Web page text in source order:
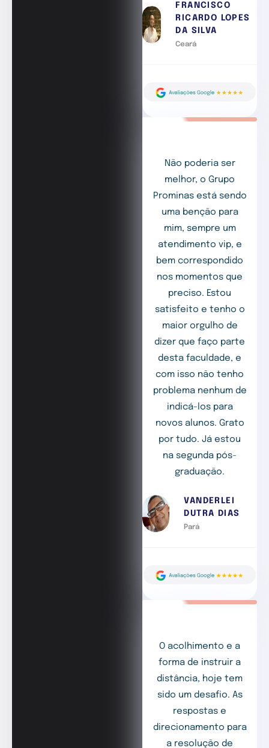
FRANCISCO
RICARDO LOPES
DA SILVA
Ceará
Não poderia ser
melhor, o Grupo
Prominas está sendo
uma benção para
mim, sempre um
atendimento vip, e
bem correspondido
nos momentos que
preciso. Estou
satisfeito e tenho o
maior orgulho de
dizer que faço parte
desta faculdade, e
com isso não tenho
problema nenhum de
indicá-los para
novos alunos. Grato
por tudo. Já estou
na segunda pós-
graduação.
VANDERLEI
DUTRA DIAS
Pará
O acolhimento e a
forma de instruir a
distância, hoje tem
sido um desafio. As
respostas e
direcionamento para
a resolução de